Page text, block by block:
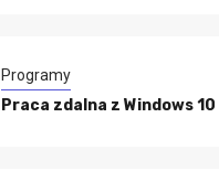
Programy
Praca zdalna z Windows 10